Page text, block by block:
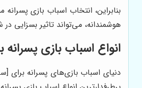
بنابراین، انتخاب اسباب بازی
هوشمندانه، می‌تواند تاثیر بسزایی
انواع اسباب بازی
دنیای اسباب بازی‌های پسرانه